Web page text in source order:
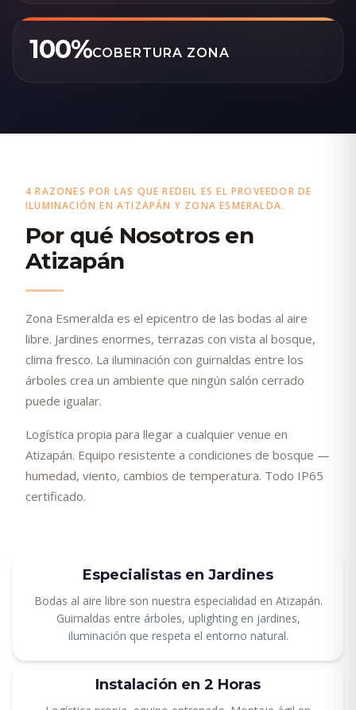
100%COBERTURA ZONA
4 RAZONES POR LAS QUE REDEIL ES EL PROVEEDOR DE
ILUMINACIÓN EN ATIZAPÁN Y ZONA ESMERALDA.
Por qué Nosotros en
Atizapán
Zona Esmeralda es el epicentro de las bodas al aire
libre. Jardines enormes, terrazas con vista al bosque,
clima fresco. La iluminación con guirnaldas entre los
árboles crea un ambiente que ningún salón cerrado
puede igualar.
Logística propia para llegar a cualquier venue en
Atizapán. Equipo resistente a condiciones de bosque —
humedad, viento, cambios de temperatura. Todo IP65
certificado.
Especialistas en Jardines
Bodas al aire libre son nuestra especialidad en Atizapán.
Guirnaldas entre árboles, uplighting en jardines,
iluminación que respeta el entorno natural.
Instalación en 2 Horas